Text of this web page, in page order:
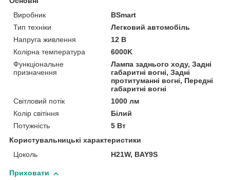
Виробник
BSmart
Тип техніки
Легковий автомобіль
Напруга живлення
12 В
Колірна температура
6000K
Функціональне
призначення
Лампа заднього ходу, Задні
габаритні вогні, Задні
протитуманні вогні, Передні
габаритні вогні
Світловий потік
1000 лм
Колір світіння
Білий
Потужність
5 Вт
Користувальницькі характеристики
Цоколь
H21W, BAY9S
Приховати